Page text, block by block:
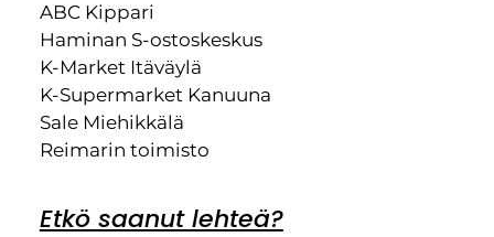
ABC Kippari
Haminan S-ostoskeskus
K-Market Itäväylä
K-Supermarket Kanuuna
Sale Miehikkälä
Reimarin toimisto
Etkö saanut lehteä?